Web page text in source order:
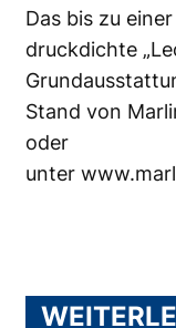
Das bis zu
druckdichte
Stand von
oder
unter